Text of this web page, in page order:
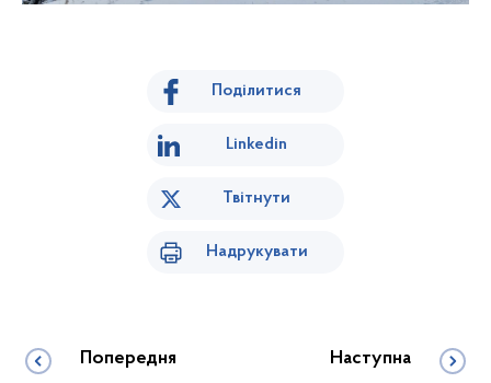
Поділитися
Linkedin
Твітнути
Надрукувати
Попередня Наступна